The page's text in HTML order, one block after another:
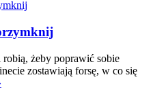
żeby poprawić sobie
zostawiają forsę, w co się